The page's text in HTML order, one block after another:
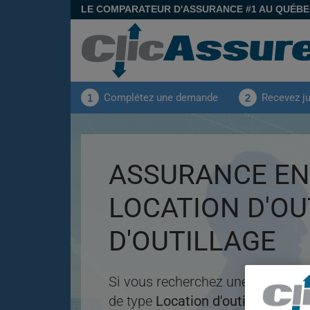
LE COMPARATEUR D'ASSURANCE #1 AU
1 Complétez une demande 2 Recevez
ASSURANCE
LOCATION
D'OUTILLAGE
Si vous recherchez une
de type Location d'outils et